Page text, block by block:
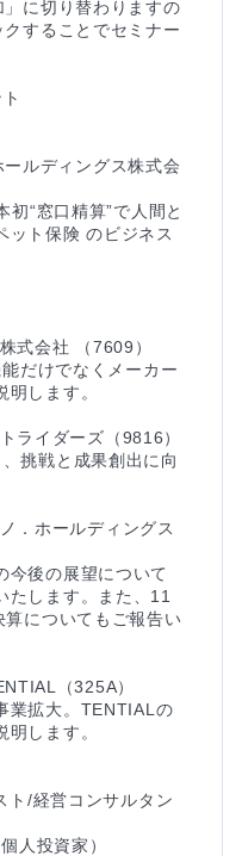
に切り替わりますの
することでセミナー
ルディングス株式会
“窓口精算”で人間と
ット保険 のビジネス
式会社 （7609）
だけでなくメーカー
します。
ライダーズ（9816）
挑戦と成果創出に向
．ホールディングス
今後の展望について
たします。また、11
についてもご報告い
（325A）
業拡大。TENTIALの
します。
ト/経営コンサルタン
人投資家）